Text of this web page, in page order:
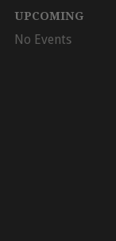
UPCOMING
No Events